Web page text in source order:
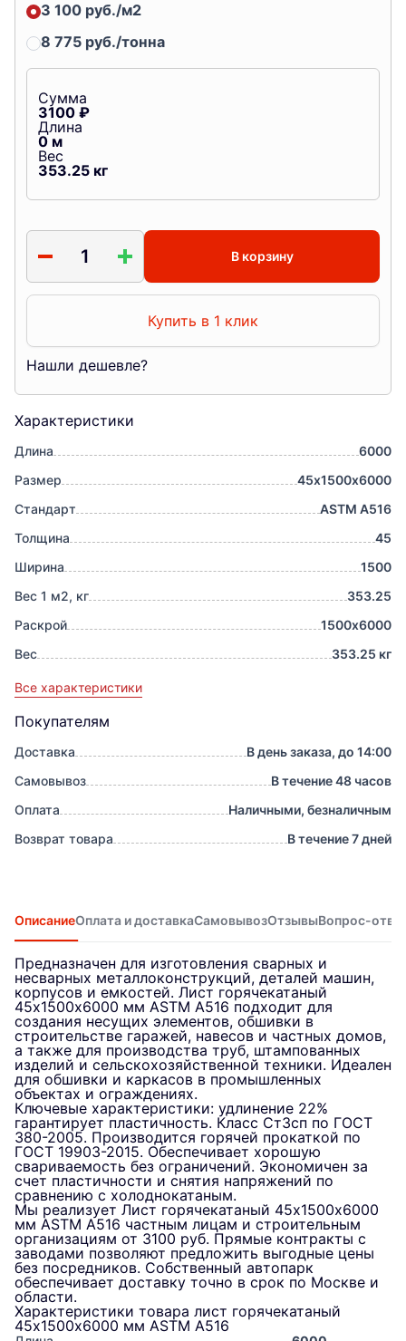
Характеристики
Длина
6000
Размер
45х1500х6000
Стандарт
ASTM A516
Толщина
45
Ширина
1500
Вес 1 м2, кг
353.25
Раскрой
1500х6000
Вес
353.25 кг
Все характеристики
Покупателям
Доставка
В день заказа, до 14:00
Самовывоз
В течение 48 часов
Оплата
Наличными, безналичным
Возврат товара
В течение 7 дней
3 100 руб./м2
8 775 руб./тонна
Сумма
3100 ₽
Длина
0м
Вес
353.25 кг
В корзину
Купить в 1 клик
Нашли дешевле?
ОписаниеОплата и доставкаСамовывозОтзывыВопрос-
Предназначен для изготовления сварных и
несварных металлоконструкций, деталей машин,
корпусов и емкостей. Лист горячекатаный
45х1500х6000 мм ASTM A516 подходит для
создания несущих элементов, обшивки в
строительстве гаражей, навесов и частных домов,
а также для производства труб, штампованных
изделий и сельскохозяйственной техники. Идеален
для обшивки и каркасов в промышленных
объектах и ограждениях.
Ключевые характеристики: удлинение 22%
гарантирует пластичность. Класс Ст3сп по ГОСТ
380-2005. Производится горячей прокаткой по
ГОСТ 19903-2015. Обеспечивает хорошую
свариваемость без ограничений. Экономичен за
счет пластичности и снятия напряжений по
сравнению с холоднокатаным.
Мы реализует Лист горячекатаный 45х1500х6000
мм ASTM A516 частным лицам и строительным
организациям от 3100 руб. Прямые контракты с
заводами позволяют предложить выгодные цены
без посредников. Собственный автопарк
обеспечивает доставку точно в срок по Москве и
области.
Характеристики товара лист горячекатаный
45х1500х6000 мм ASTM A516